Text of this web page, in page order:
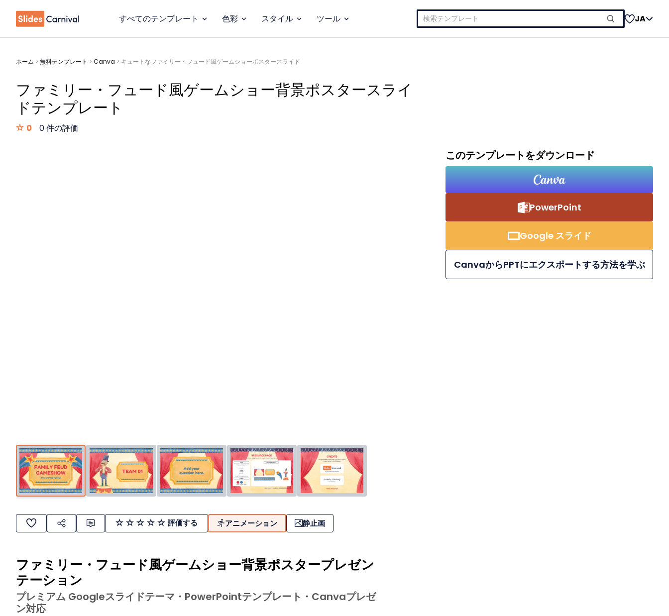
すべてのテンプレート 色彩 スタイル ツール
検
索:
JA
ホーム > 無料テンプレート > Canva > キュートなファミリー・フュード風ゲームショーポスタースライド
ファミリー・フュード風ゲームショー背景ポスタースライ
ドテンプレート
0 0 件の評価
評価する アニメーション 静止画
ファミリー・フュード風ゲームショー背景ポスタープレゼン
テーション
プレミアム Googleスライドテーマ・PowerPointテンプレート・Canvaプレゼ
ン対応
このテンプレートをダウンロード
PowerPoint
Google スライド
CanvaからPPTにエクスポートする方法を学ぶ